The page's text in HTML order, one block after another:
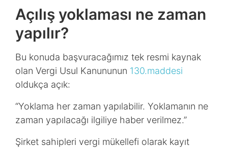
Açılış yoklaması ne zaman
yapılır?
Bu konuda başvuracağımız tek resmi kaynak
olan Vergi Usul Kanununun 130.maddesi
oldukça açık:
“Yoklama her zaman yapılabilir. Yoklamanın ne
zaman yapılacağı ilgiliye haber verilmez.”
Şirket sahipleri vergi mükellefi olarak kayıt